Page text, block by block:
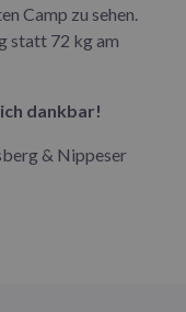
Camp zu sehen.
statt 72 kg am
dankbar!
& Nippeser